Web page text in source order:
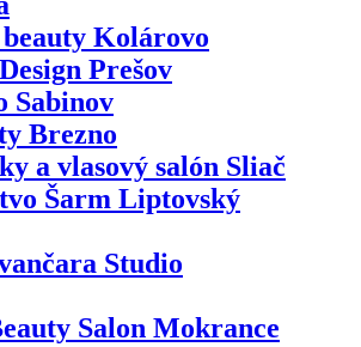
Kolárovo
Prešov
Sabinov
Brezno
a vlasový salón Sliač
Šarm Liptovský
Studio
Salon Mokrance